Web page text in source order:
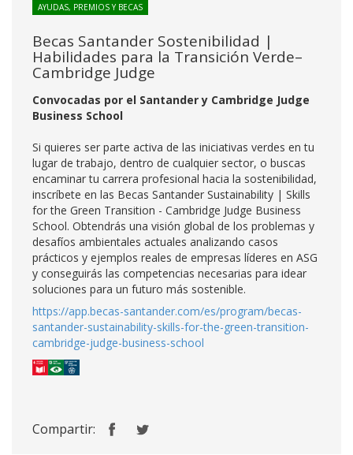
AYUDAS, PREMIOS Y BECAS
Becas Santander Sostenibilidad |
Habilidades para la Transición Verde–
Cambridge Judge
Convocadas por el Santander y Cambridge Judge
Business School
Si quieres ser parte activa de las iniciativas verdes en tu
lugar de trabajo, dentro de cualquier sector, o buscas
encaminar tu carrera profesional hacia la sostenibilidad,
inscríbete en las Becas Santander Sustainability | Skills
for the Green Transition - Cambridge Judge Business
School. Obtendrás una visión global de los problemas y
desafíos ambientales actuales analizando casos
prácticos y ejemplos reales de empresas líderes en ASG
y conseguirás las competencias necesarias para idear
soluciones para un futuro más sostenible.
https://app.becas-santander.com/es/program/becas-
santander-sustainability-skills-for-the-green-transition-
cambridge-judge-business-school
Compartir: